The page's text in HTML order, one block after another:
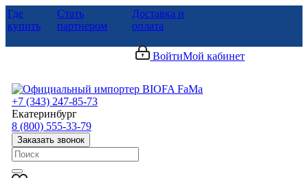
Где
купить
Стать
партнером
Доставка и
оплата
ВойтиМой кабинет
+7 (343) 247-85-73
Екатеринбург
8 (800) 555-33-79
Заказать звонок